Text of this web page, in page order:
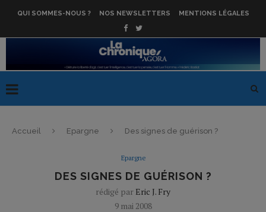
QUI SOMMES-NOUS ? NOS NEWSLETTERS MENTIONS LÉGALES
Accueil Epargne Des signes de guérison ?
Epargne
DES SIGNES DE GUÉRISON ?
rédigé par Eric J. Fry
9 mai 2008